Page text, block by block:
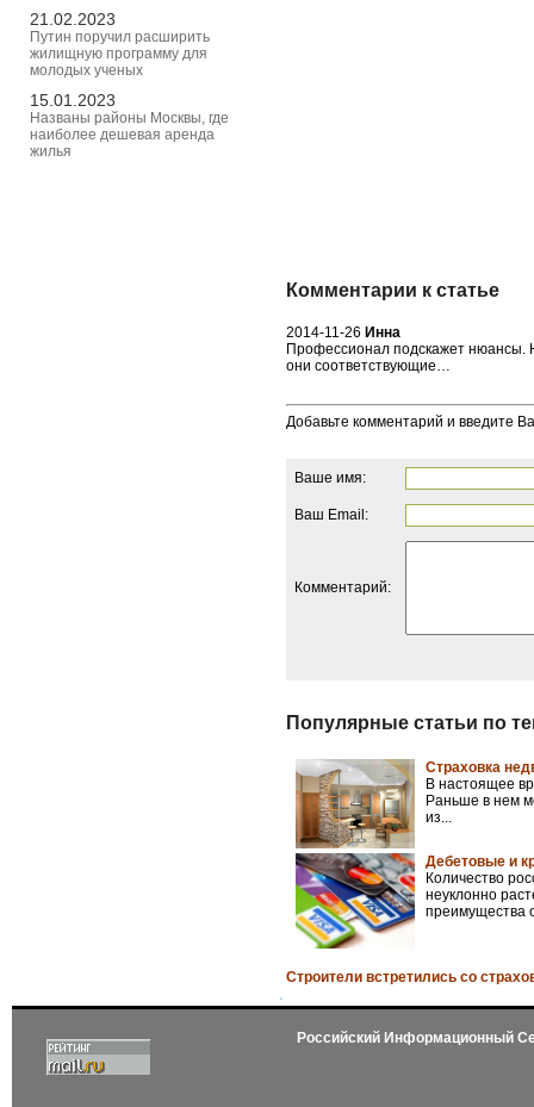
21.02.2023
Путин поручил расширить
жилищную программу для
молодых ученых
15.01.2023
Названы районы Москвы, где
наиболее дешевая аренда
жилья
Комментарии к статье
2014-11-26 Инна
Профессионал подскажет нюансы.
они соответствующие…
Добавьте комментарий и введите
Ваше имя:
Ваш Email:
Комментарий:
Популярные статьи по
Страховка
В настоящее
Раньше в нем
из...
Дебетовые и
Количество
неуклонно
преимущества
Строители встретились со
Российский Информационный